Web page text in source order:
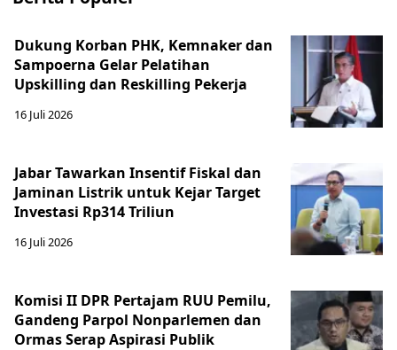
Dukung Korban PHK, Kemnaker dan
Sampoerna Gelar Pelatihan
Upskilling dan Reskilling Pekerja
16 Juli 2026
Jabar Tawarkan Insentif Fiskal dan
Jaminan Listrik untuk Kejar Target
Investasi Rp314 Triliun
16 Juli 2026
Komisi II DPR Pertajam RUU Pemilu,
Gandeng Parpol Nonparlemen dan
Ormas Serap Aspirasi Publik